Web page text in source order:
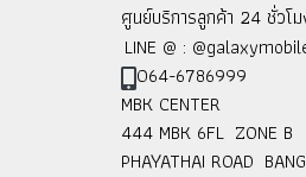
ศูนย์บริการลูกค้า 24 ชั่วโ
LINE @ :
064-6786999
MBK CENTER
444 MBK 6FL ZONE B
PHAYATHAI ROAD